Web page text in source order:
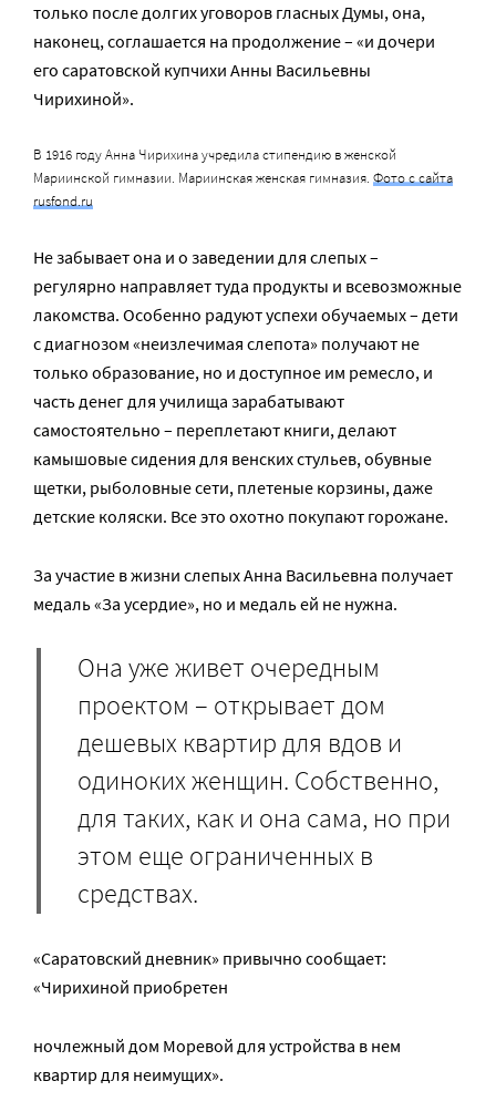
только после долгих уговоров гласных Думы, она,
наконец, соглашается на продолжение – «и дочери
его саратовской купчихи Анны Васильевны
Чирихиной».
В 1916 году Анна Чирихина учредила стипендию в женской
Мариинской гимназии. Мариинская женская гимназия. Фото с сайта
rusfond.ru
Не забывает она и о заведении для слепых –
регулярно направляет туда продукты и всевозможные
лакомства. Особенно радуют успехи обучаемых – дети
с диагнозом «неизлечимая слепота» получают не
только образование, но и доступное им ремесло, и
часть денег для училища зарабатывают
самостоятельно – переплетают книги, делают
камышовые сидения для венских стульев, обувные
щетки, рыболовные сети, плетеные корзины, даже
детские коляски. Все это охотно покупают горожане.
За участие в жизни слепых Анна Васильевна получает
медаль «За усердие», но и медаль ей не нужна.
Она уже живет очередным
проектом – открывает дом
дешевых квартир для вдов и
одиноких женщин. Собственно,
для таких, как и она сама, но при
этом еще ограниченных в
средствах.
«Саратовский дневник» привычно сообщает:
«Чирихиной приобретен
ночлежный дом Моревой для устройства в нем
квартир для неимущих».